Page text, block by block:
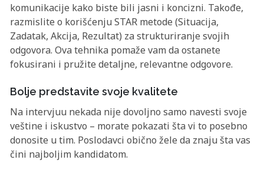
komunikacije kako biste bili jasni i koncizni. Takođe,
razmislite o korišćenju STAR metode (Situacija,
Zadatak, Akcija, Rezultat) za strukturiranje svojih
odgovora. Ova tehnika pomaže vam da ostanete
fokusirani i pružite detaljne, relevantne odgovore.
Bolje predstavite svoje kvalitete
Na intervjuu nekada nije dovoljno samo navesti svoje
veštine i iskustvo – morate pokazati šta vi to posebno
donosite u tim. Poslodavci obično žele da znaju šta vas
čini najboljim kandidatom.